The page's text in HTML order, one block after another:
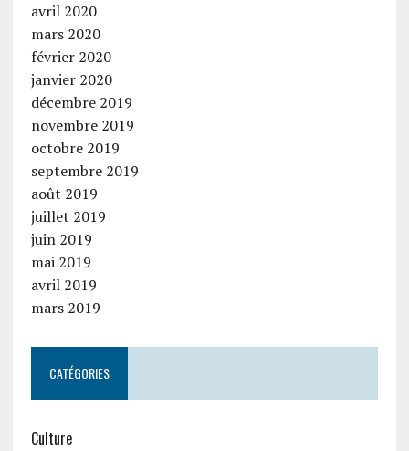
avril 2020
mars 2020
février 2020
janvier 2020
décembre 2019
novembre 2019
octobre 2019
septembre 2019
août 2019
juillet 2019
juin 2019
mai 2019
avril 2019
mars 2019
CATÉGORIES
Culture